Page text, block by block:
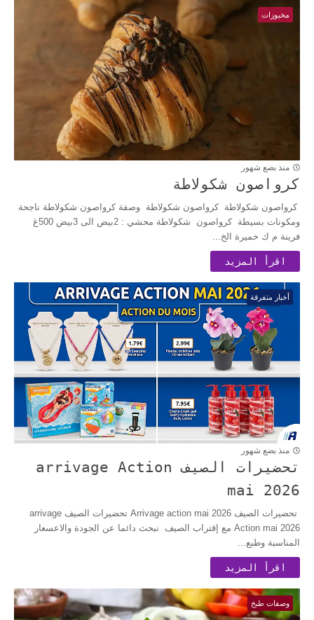
مخبوزات
منذ بضع شهور
كرواصون شكولاطة
كرواصون شكولاطة كرواصون شكولاطة وصفة كرواصون شكولاطة ناجحة
ومكونات بسيطة كرواصون شكولاطة محشي : 2بيض الى 3بيض 500غ
فرينة م ك خميرة الخ...
اقرأ المزيد
أخبار متفرقة
منذ بضع شهور
تحضيرات الصيف arrivage Action
mai 2026
تحضيرات الصيف Arrivage action mai 2026 تحضيرات الصيف arrivage
Action mai 2026 مع إقتراب الصيف نبحث دائما عن الجودة والاعسعار
المناسبة وطبع...
اقرأ المزيد
وصفات طبخ